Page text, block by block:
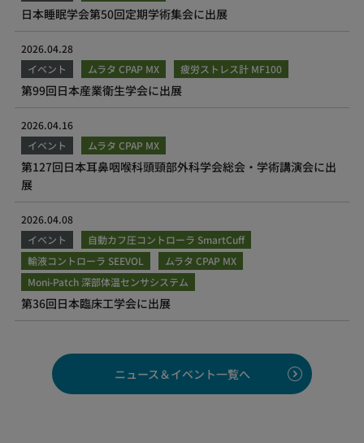
日本睡眠学会第50回定期学術集会に出展
2026.04.28
イベント
ムラタ CPAP MX 疲労ストレス計 MF100
第99回日本産業衛生学会に出展
2026.04.16
イベント
ムラタ CPAP MX
第127回日本耳鼻咽喉科頭頸部外科学会総会・学術講演会に出
展
2026.04.08
イベント
自動カフ圧コントローラ SmartCuff
輸液コントローラ SEEVOL
ムラタ CPAP MX
Moni-Patch 深部体温センサシステム
第36回日本臨床工学会に出展
ニュース＆イベント一覧へ